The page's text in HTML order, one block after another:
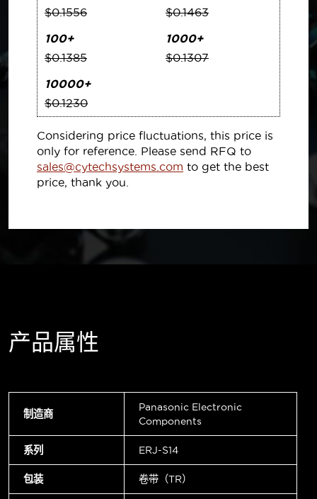
$0.1556
$0.1463
100+
$0.1385
1000+
$0.1307
10000+
$0.1230
Considering price fluctuations, this price is
only for reference. Please send RFQ to
sales@cytechsystems.com to get the best
price, thank you.
产品属性
制造商
Panasonic Electronic
Components
系列 ERJ-S14
包装 卷带（TR）